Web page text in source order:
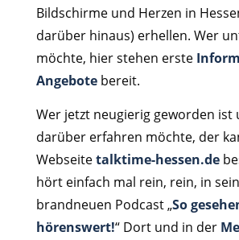
Bildschirme und Herzen in
darüber hinaus) erhellen. Wer
möchte, hier stehen erste
Angebotebereit.
Wer jetzt neugierig geworden ist
darüber erfahren möchte, der
Webseitetalktime-hessen.de
hört einfach mal rein, rein, in
brandneuen Podcast „So
hörenswert!“ Dort und in der